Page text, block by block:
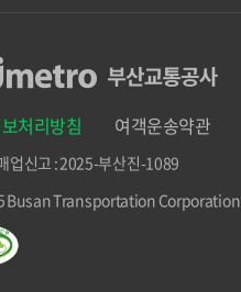
처리방침 여객운송약관
업신고 : 2025-부산진-1089
Busan Transportation Corporation.